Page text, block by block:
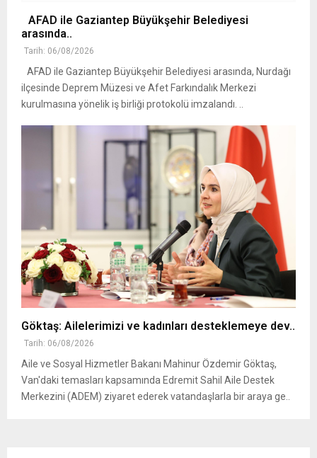
AFAD ile Gaziantep Büyükşehir Belediyesi
arasında..
Tarih: 06/08/2026
AFAD ile Gaziantep Büyükşehir Belediyesi arasında, Nurdağı
ilçesinde Deprem Müzesi ve Afet Farkındalık Merkezi
kurulmasına yönelik iş birliği protokolü imzalandı. ..
Göktaş: Ailelerimizi ve kadınları desteklemeye dev..
Tarih: 06/08/2026
Aile ve Sosyal Hizmetler Bakanı Mahinur Özdemir Göktaş,
Van'daki temasları kapsamında Edremit Sahil Aile Destek
Merkezini (ADEM) ziyaret ederek vatandaşlarla bir araya ge..